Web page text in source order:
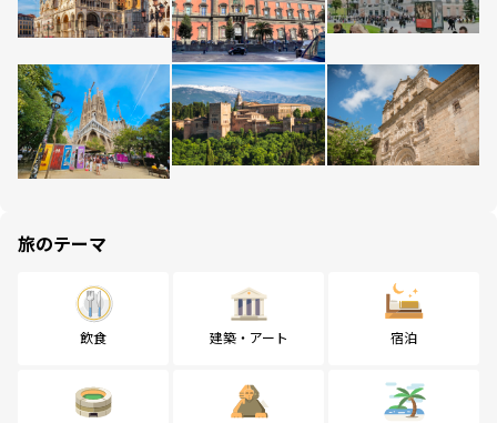
旅のテーマ
飲食 建築・アート 宿泊